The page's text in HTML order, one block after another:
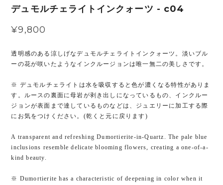
デュモルチェライトインクォーツ - c04
¥9,800
透明感のある涼しげなデュモルチェライトインクォーツ。淡いブル
ーの花が咲いたようなインクルージョンは唯一無二の美しさです。
※ デュモルチェライトは水を吸収すると色が濃くなる特性がありま
す。ルースの裏面に母岩が剥き出しになっているもの、インクルー
ジョンが表面まで達しているものなどは、ジュエリーに加工する際
にお気をつけください。(乾くと元に戻ります)
A transparent and refreshing Dumortierite-in-Quartz. The pale blue
inclusions resemble delicate blooming flowers, creating a one-of-a-
kind beauty.
※ Dumortierite has a characteristic of deepening in color when it